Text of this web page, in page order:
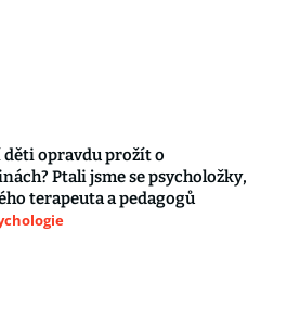
děti opravdu prožít o
Ptali jsme se psycholožky,
terapeuta a pedagogů